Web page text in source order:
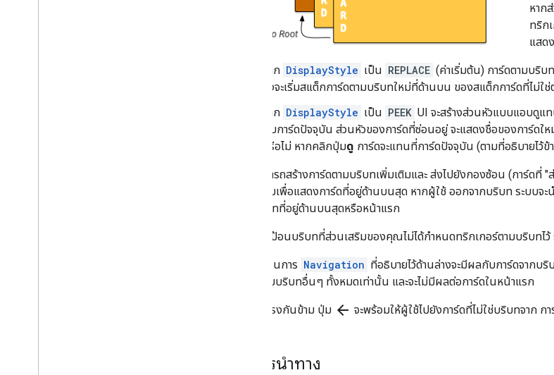
หาก
ทริก
แสด
หาก DisplayStyle เป็น REPLACE (ค่าเริ่มต้น) การ์ดตามบริบ
ซึ่งจะเริ่มสแต็กการ์ดตามบริบทใหม่ที่ด้านบน ของสแต็กการ์ดที่ไม่ใ
หาก DisplayStyle เป็น PEEK UI จะสร้างส่วนหัวแบบแอบดูแ
ทับการ์ดปัจจุบัน ส่วนหัวของการ์ดที่ซ่อนอยู่ จะแสดงชื่อของการ์ดใ
หรือไม่ หากคลิกปุ่มดู การ์ดจะแทนที่การ์ดปัจจุบัน (ตามที่อธิบายไว้ข้
คุณสามารถสร้างการ์ดตามบริบทเพิ่มเติมและ ส่งไปยังกองซ้อน (การ์ดที่
ส่วนเสริมเพื่อแสดงการ์ดที่อยู่ด้านบนสุด หากผู้ใช้ ออกจากบริบท ระบบจ
ตามบริบทที่อยู่ด้านบนสุดหรือหน้าแรก
หากผู้ใช้ป้อนบริบทที่ส่วนเสริมของคุณไม่ได้กำหนดทริกเกอร์ตามบริบทไว้
การดำเนินการ Navigation ที่อธิบายไว้ด้านล่างจะมีผลกับการ์ดจากบ
การ์ดตามบริบทอื่นๆ ทั้งหมดเท่านั้น และจะไม่มีผลต่อการ์ดในหน้าแรก
ในทางตรงกันข้าม ปุ่ม arrow_back จะพร้อมให้ผู้ใช้ไปยังการ์ดที่ไม่ใช่บริบทจาก ก
วิธีการนำทาง